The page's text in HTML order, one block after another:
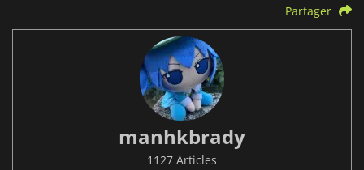
Partager
manhkbrady
1127 Articles